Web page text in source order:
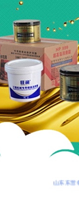
山东东营